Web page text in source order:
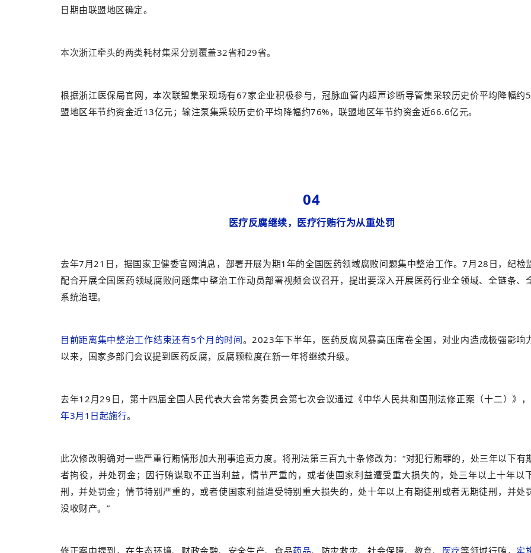
日期由联盟地区确定。
本次浙江牵头的两类耗材集采分别覆盖32省和29省。
根据浙江医保局官网，本次联盟集采现场有67家企业积极参与，冠脉血管内超声诊断导管集采较历史价平均降幅约
盟地区年节约资金近13亿元；输注泵集采较历史价平均降幅约76%，联盟地区年节约资金近66.6亿元。
04
医疗反腐继续，医疗行贿行为从重处罚
去年7月21日，据国家卫健委官网消息，部署开展为期1年的全国医药领域腐败问题集中整治工作。7月28日，纪检
配合开展全国医药领域腐败问题集中整治工作动员部署视频会议召开，提出要深入开展医药行业全领域、全链条、
系统治理。
目前距离集中整治工作结束还有5个月的时间。2023年下半年，医药反腐风暴高压席卷全国，对业内造成极强影响
以来，国家多部门会议提到医药反腐，反腐颗粒度在新一年将继续升级。
去年12月29日，第十四届全国人民代表大会常务委员会第七次会议通过《中华人民共和国刑法修正案（十二）》，
年3月1日起施行。
此次修改明确对一些严重行贿情形加大刑事追责力度。将刑法第三百九十条修改为：“对犯行贿罪的，处三年以下有
者拘役，并处罚金；因行贿谋取不正当利益，情节严重的，或者使国家利益遭受重大损失的，处三年以上十年以
刑，并处罚金；情节特别严重的，或者使国家利益遭受特别重大损失的，处十年以上有期徒刑或者无期徒刑，并处
没收财产。”